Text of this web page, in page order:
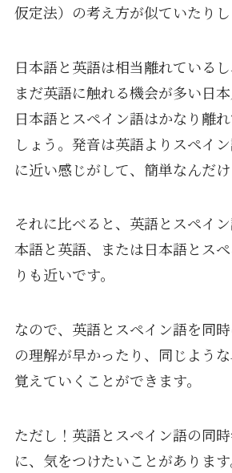
仮定法）の考え方が似ていたりし
日本語と英語は相当離れている
まだ英語に触れる機会が多い日本
日本語とスペイン語はかなり離
しょう。発音は英語よりスペイ
に近い感じがして、簡単なんだけ
それに比べると、英語とスペイ
本語と英語、または日本語とス
りも近いです。
なので、英語とスペイン語を同
の理解が早かったり、同じよう
覚えていくことができます。
ただし！英語とスペイン語の同
に、気をつけたいことがあります